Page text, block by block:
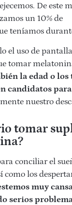
De este
un 10% de
teníamos
el uso de
tomar
la edad o
candidatos
nuestro
tomar
conciliar el
como los
muy
serios